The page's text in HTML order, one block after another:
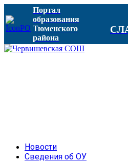
Портал
образования
Тюменского
района
Новости
Сведения об ОУ